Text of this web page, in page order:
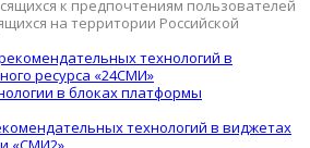
к предпочтениям пользователей
на территории Российской
технологий в
ресурса «24СМИ»
в блоках платформы
технологий в виджетах